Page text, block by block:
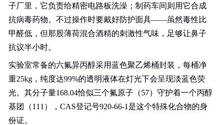
子厂里，它负责给精密电路板洗澡；制药车间则用它合成
抗病毒药物。不过操作时要戴好防护面具——虽然毒性比
甲醛低，但那股薄荷混合酒精的刺激性气味，足够让鼻子
抗议半小时。
实验室常备的六氟异丙醇采用蓝色聚乙烯桶封装，每桶净
重25kg，纯度达99%的透明液体在灯光下会呈现淡蓝色荧
光。其分子量168.04恰似三个氟原子（57）守护着一个丙醇
基团（111），CAS登记号920-66-1是这个特殊化合物的身
份证。